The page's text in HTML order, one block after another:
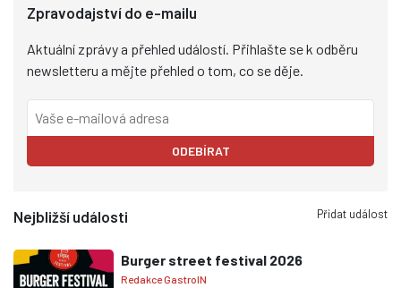
Zpravodajství do e-mailu
Aktuální zprávy a přehled událostí. Přihlašte se k odběru
newsletteru a mějte přehled o tom, co se děje.
ODEBÍRAT
Nejbližší události Přidat událost
Burger street festival 2026
Redakce GastroIN